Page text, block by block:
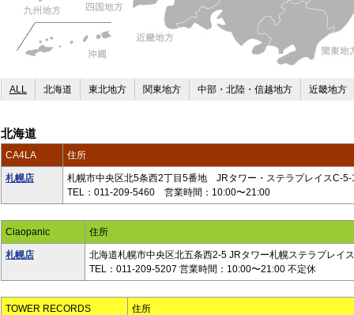
ALL 北海道 東北地方 関東地方 中部・北陸・信越地方 近畿地方
北海道
CA4LA 住所
札幌店
札幌市中央区北5条西2丁目5番地 JRタワー・ステラプレイスC-5-
TEL：011-209-5460 営業時間：10:00〜21:00
Ciaopanic 住所
札幌店
北海道札幌市中央区北五条西2-5 JRタワー札幌ステラプレイ
TEL：011-209-5207 営業時間：10:00〜21:00 不定休
TOWER RECORDS 住所